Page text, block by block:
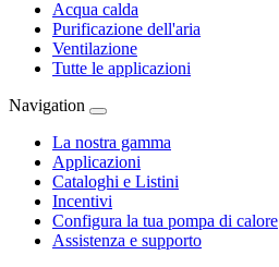
Acqua calda
Purificazione dell'aria
Ventilazione
Tutte le applicazioni
Navigation
La nostra gamma
Applicazioni
Cataloghi e Listini
Incentivi
Configura la tua pompa di calore
Assistenza e supporto